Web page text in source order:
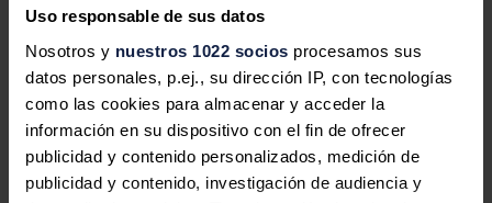
Uso responsable de sus datos
Nosotros y nuestros 1022 socios procesamos sus
datos personales, p.ej., su dirección IP, con tecnologías
como las cookies para almacenar y acceder la
información en su dispositivo con el fin de ofrecer
publicidad y contenido personalizados, medición de
publicidad y contenido, investigación de audiencia y
El proyecto público-privado gallego
Fisterra cumple un año